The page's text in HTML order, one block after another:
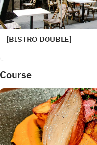
[BISTRO DOUBLE]
Course